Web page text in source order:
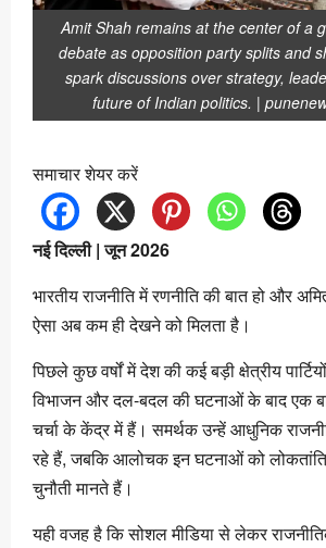
Amit Shah remains at the center of a
debate as opposition party splits and
spark discussions over strategy,
future of Indian politics. |
समाचार शेयर करें
नई दिल्ली | जून 2026
भारतीय राजनीति में रणनीति की बात हो और
ऐसा अब कम ही देखने को मिलता है।
पिछले कुछ वर्षों में देश की कई बड़ी क्षेत्रीय
विभाजन और दल-बदल की घटनाओं के बाद एक
चर्चा के केंद्र में हैं। समर्थक उन्हें आधुनिक
रहे हैं, जबकि आलोचक इन घटनाओं को
चुनौती मानते हैं।
यही वजह है कि सोशल मीडिया से लेकर